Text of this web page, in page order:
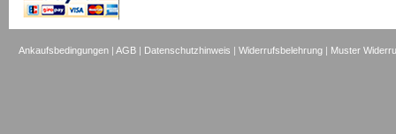
Ankaufsbedingungen |AGB | Datenschutzhinweis |Widerrufsbelehrung | Muster